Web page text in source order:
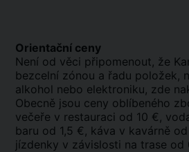
Orientační ceny
Není od věci připomenout, že
bezcelní zónou a řadu položek,
alkohol nebo elektroniku, zde
Obecně jsou ceny oblíbeného
večeře v restauraci od 10 €,
baru od 1,5 €, káva v kavárně
jízdenky v závislosti na trase od